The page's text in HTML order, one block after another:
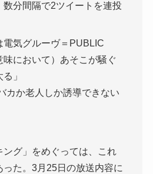
数分間隔で2ツイートを連投
電気グルーヴ＝PUBLIC
味において）あそこが騒ぐ
」
カか老人しか誘導できない
ング」をめぐっては、これ
った。3月25日の放送内容に